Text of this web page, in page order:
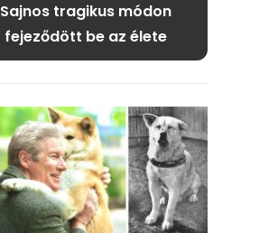
Sajnos tragikus módon
fejeződött be az élete